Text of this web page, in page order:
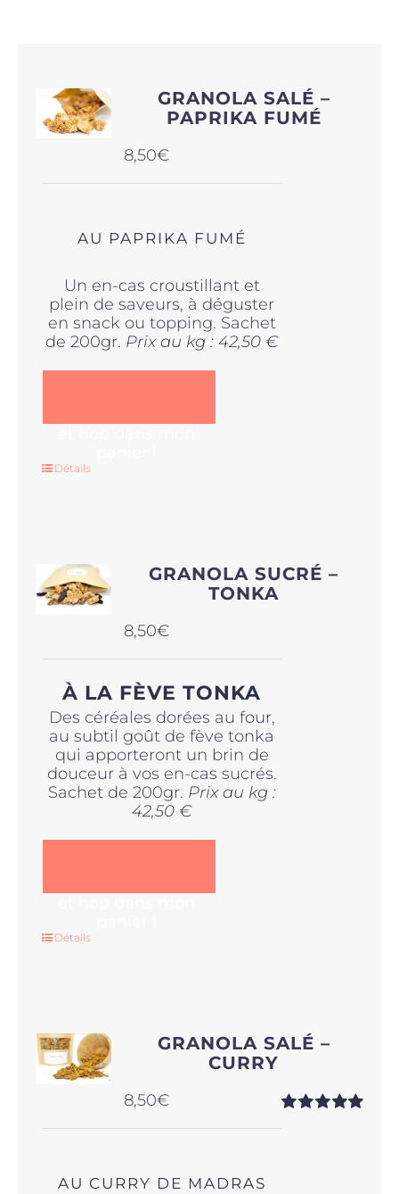
Click and collect
Accessoires
Offres
GRANOLA SALÉ –
PAPRIKA FUMÉ
8,50€
AU PAPRIKA FUMÉ
Un en-cas croustillant et
plein de saveurs, à déguster
en snack ou topping. Sachet
de 200gr. Prix au kg : 42,50 €
Détails
GRANOLA SUCRÉ –
TONKA
8,50€
À LA FÈVE TONKA
Des céréales dorées au four,
au subtil goût de fève tonka
qui apporteront un brin de
douceur à vos en-cas sucrés.
Sachet de 200gr. Prix au kg :
42,50 €
Détails
GRANOLA SALÉ –
CURRY
8,50€
AU CURRY DE MADRAS